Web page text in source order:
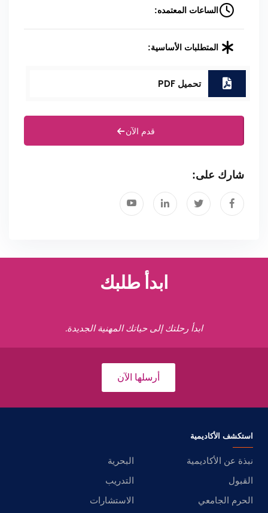
الساعات المعتمده:
المتطلبات الأساسية:
تحميل PDF
قدم الآن
شارك على:
ابدأ طلبك
ابدأ رحلتك إلى حياتك المهنية الجديدة.
أرسلها الآن
استكشف الأكاديمية
نبذة عن الأكاديمية
البحرية
القبول
التدريب
الحرم الجامعي
الاستشارات